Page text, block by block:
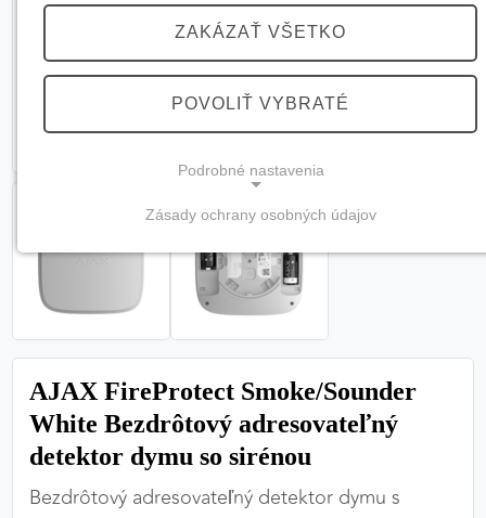
AJAX FireProtect Smoke/Sounder
White Bezdrôtový adresovateľný
detektor dymu so sirénou
Bezdrôtový adresovateľný detektor dymu s
ZAKÁZAŤ VŠETKO
POVOLIŤ VYBRATÉ
Podrobné nastavenia
(vždy aktívne, nemožno vypnúť)
Tieto cookies sú potrebné na správne fungovanie
webovej stránky a bez nich by nebolo možné
zabezpečiť jej plnú funkčnosť.
Nevyhnutné cookies
PREFERENČNÉ COOKIES
Zásady ochrany osobných údajov